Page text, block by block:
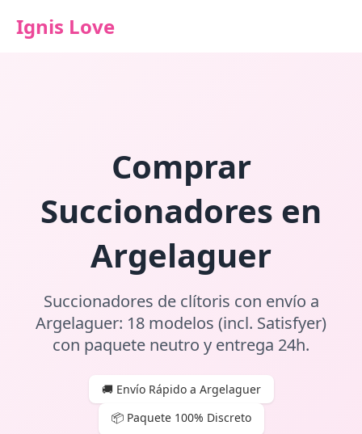
Ignis Love
Comprar
Succionadores en
Argelaguer
Succionadores de clítoris con envío a
Argelaguer: 18 modelos (incl. Satisfyer)
con paquete neutro y entrega 24h.
🚚 Envío Rápido a Argelaguer
📦 Paquete 100% Discreto